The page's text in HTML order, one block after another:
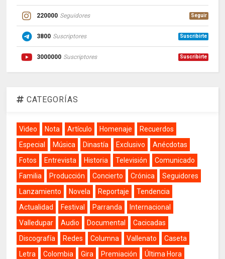
220000 Seguidores Seguir
3800 Suscriptores Suscribirte
3000000 Suscriptores Suscribirte
CATEGORÍAS
Video Nota Artículo Homenaje
Recuerdos
Especial
Música Dinastía Exclusivo
Anécdotas
Fotos
Entrevista Historia Televisión
Comunicado
Familia
Producción Concierto Crónica
Seguidores
Lanzamiento
Novela Reportaje
Tendencia
Actualidad
Festival Parranda
Internacional
Valledupar
Audio Documental
Cacicadas
Discografía
Redes Columna Vallenato
Caseta
Letra
Colombia Gira Premiación
Última Hora